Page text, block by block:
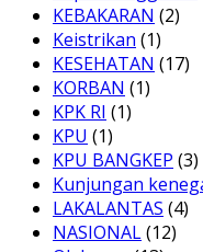
KEBAKARAN (2)
Keistrikan (1)
KESEHATAN (17)
KORBAN (1)
KPK RI (1)
KPU (1)
KPU BANGKEP (3)
Kunjungan
LAKALANTAS (4)
NASIONAL(12)